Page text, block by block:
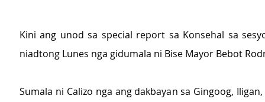
Kini ang unod sa special report sa Konsehal sa
niadtong Lunes nga gidumala ni Bise Mayor Bebot
Sumala ni Calizo nga ang dakbayan sa Gingoog,